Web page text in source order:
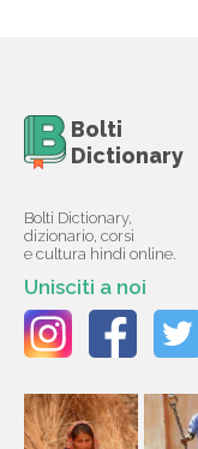
Bolti
Dictionary
Bolti Dictionary,
dizionario, corsi
e cultura hindi online.
Unisciti a noi